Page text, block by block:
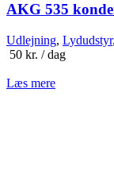
AKG 535
Udlejning, Lydudstyr,
50 kr. / dag
Læs mere